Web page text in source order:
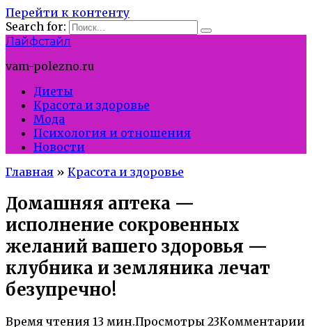
Перейти к контенту
Search for:
Лайфстайл
vam-polezno.ru
Диеты
Красота и здоровье
Мода
Психология и отношения
Новости
Главная » Красота и здоровье
Домашняя аптека —
исполнение сокровенных
желаний вашего здоровья —
клубника и земляника лечат
безупречно!
Время чтения 13 мин.Просмотры 23Комментарии